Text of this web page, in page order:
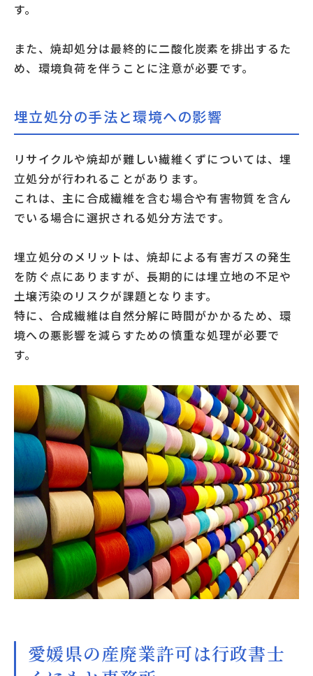
す。
また、焼却処分は最終的に二酸化炭素を排出するた
め、環境負荷を伴うことに注意が必要です。
埋立処分の手法と環境への影響
リサイクルや焼却が難しい繊維くずについては、埋
立処分が行われることがあります。
これは、主に合成繊維を含む場合や有害物質を含ん
でいる場合に選択される処分方法です。
埋立処分のメリットは、焼却による有害ガスの発生
を防ぐ点にありますが、長期的には埋立地の不足や
土壌汚染のリスクが課題となります。
特に、合成繊維は自然分解に時間がかかるため、環
境への悪影響を減らすための慎重な処理が必要で
す。
愛媛県の産廃業許可は行政書士